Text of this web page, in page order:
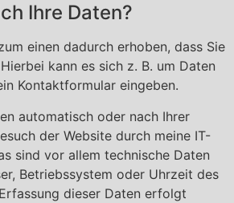
Ihre Daten?
einen dadurch erhoben, dass Sie
kann es sich z. B. um Daten
Kontaktformular eingeben.
automatisch oder nach Ihrer
der Website durch meine IT-
sind vor allem technische Daten
Betriebssystem oder Uhrzeit des
dieser Daten erfolgt